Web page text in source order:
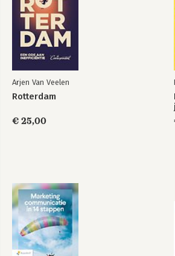
Arjen Van Veelen
Rotterdam
€ 25,00